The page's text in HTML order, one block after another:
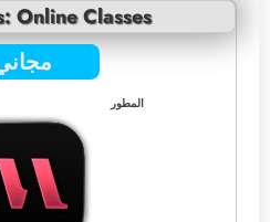
Online Classes
المطور